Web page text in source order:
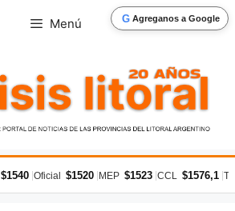
G Agreganos a Google
Menú
$1540 Oficial $1520 MEP $1523 CCL $1576,1